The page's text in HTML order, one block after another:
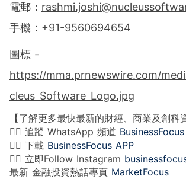
電郵：
手機：+91-9560694654
圖標 -
https://mma.prnewswire.com/
cleus_Software_Logo.jpg
【了解更多最快最新的財經、商業及創科
👉🏻 追蹤 WhatsApp 頻道 BusinessFocus
👉🏻 下載 BusinessFocus APP
👉🏻 立即Follow Instagram
最新 金融投資熱話專頁 MarketFocus